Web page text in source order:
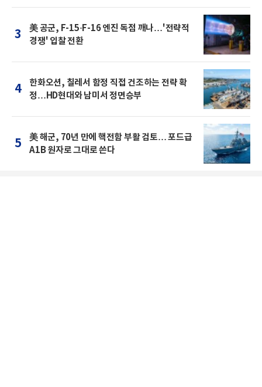
3
美 공군, F-15·F-16 엔진 독점 깨나…'전략적
경쟁' 입찰 전환
4
한화오션, 칠레서 함정 직접 건조하는 전략 확
정…HD현대와 남미서 정면승부
5
美 해군, 70년 만에 핵전함 부활 검토… 포드급
A1B 원자로 그대로 쓴다